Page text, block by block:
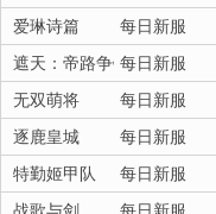
爱琳诗篇
每日新服
遮天：帝路争锋每日新服
无双萌将
每日新服
逐鹿皇城
每日新服
特勤姬甲队
每日新服